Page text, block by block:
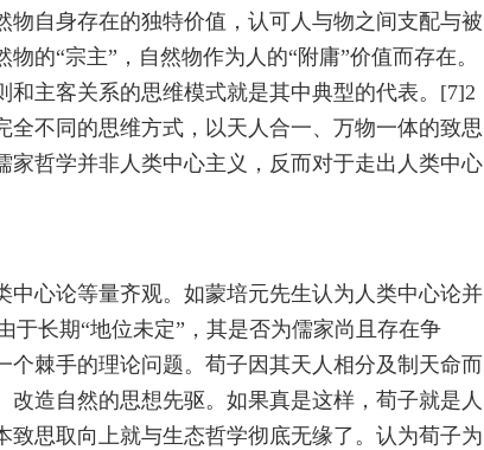
自身存在的独特价值，认可人与物之间支配与被
的“宗主”，自然物作为人的“附庸”价值而存在。
主客关系的思维模式就是其中典型的代表。[7]2
全不同的思维方式，以天人合一、万物一体的致思
哲学并非人类中心主义，反而对于走出人类中心
心论等量齐观。如蒙培元先生认为人类中心论并
于长期“地位未定”，其是否为儒家尚且存在争
棘手的理论问题。荀子因其天人相分及制天命而
造自然的思想先驱。如果真是这样，荀子就是人
思取向上就与生态哲学彻底无缘了。认为荀子为